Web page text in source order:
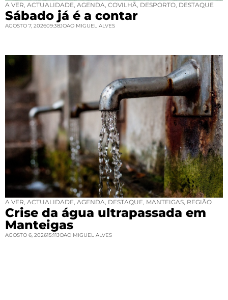
A VER ACTUALIDADE AGENDA COVILHÃ DESPORTO DESTAQUE
Sábado já é a contar
AGOSTO 7, 202609:38JOAO MIGUEL ALVES
A VER ACTUALIDADE AGENDA DESTAQUE MANTEIGAS REGIÃO
Crise da água ultrapassada em
Manteigas
AGOSTO 6, 202615:11JOAO MIGUEL ALVES